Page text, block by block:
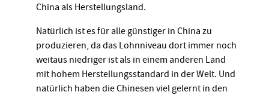
China als Herstellungsland.
Natürlich ist es für alle günstiger in China zu
produzieren, da das Lohnniveau dort immer noch
weitaus niedriger ist als in einem anderen Land
mit hohem Herstellungsstandard in der Welt. Und
natürlich haben die Chinesen viel gelernt in den